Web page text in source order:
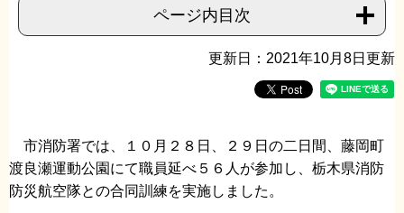
ページ内目次
更新日：2021年10月8日更新
市消防署では、１０月２８日、２９日の二日間、藤岡町
渡良瀬運動公園にて職員延べ５６人が参加し、栃木県消防
防災航空隊との合同訓練を実施しました。